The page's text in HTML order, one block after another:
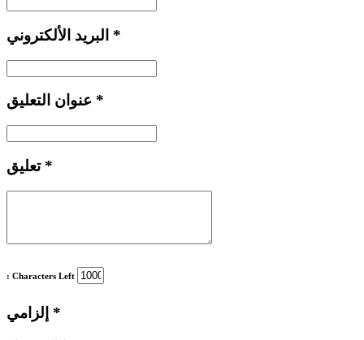
*
*
تعليق *
: Characters Left
*